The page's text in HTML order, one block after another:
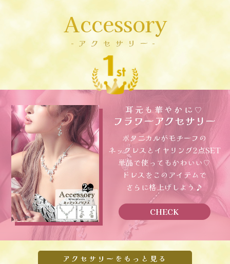
Accessory
-アクセサリー-
耳元も華やかに♡
フラワーアクセサリー
ボタニカルがモチーフの
ネックレスとイヤリング2点SET
単品で使ってもかわいい♡
ドレスをこのアイテムで
さらに格上げしよう♪
CHECK
アクセサリーをもっと見る